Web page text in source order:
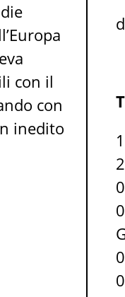
con il
con
inedito